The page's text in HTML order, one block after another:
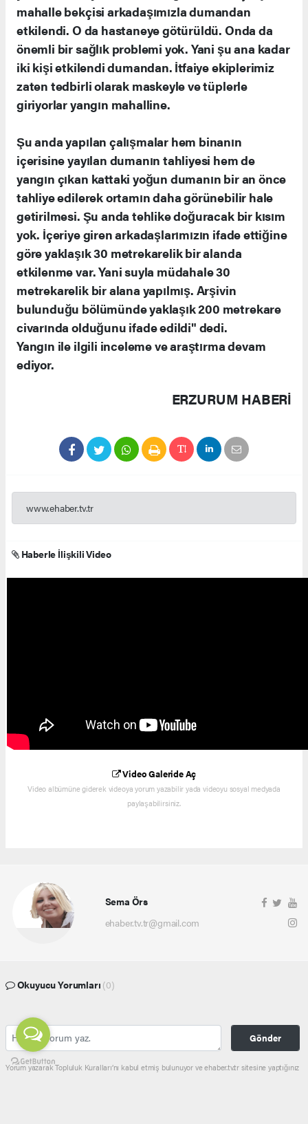
mahalle bekçisi arkadaşımızla dumandan
etkilendi. O da hastaneye götürüldü. Onda da
önemli bir sağlık problemi yok. Yani şu ana kadar
iki kişi etkilendi dumandan. İtfaiye ekiplerimiz
zaten tedbirli olarak maskeyle ve tüplerle
giriyorlar yangın mahalline.
Şu anda yapılan çalışmalar hem binanın
içerisine yayılan dumanın tahliyesi hem de
yangın çıkan kattaki yoğun dumanın bir an önce
tahliye edilerek ortamın daha görünebilir hale
getirilmesi. Şu anda tehlike doğuracak bir kısım
yok. İçeriye giren arkadaşlarımızın ifade ettiğine
göre yaklaşık 30 metrekarelik bir alanda
etkilenme var. Yani suyla müdahale 30
metrekarelik bir alana yapılmış. Arşivin
bulunduğu bölümünde yaklaşık 200 metrekare
civarında olduğunu ifade edildi" dedi.
Yangın ile ilgili inceleme ve araştırma devam
ediyor.
ERZURUM HABERİ
www.ehaber.tv.tr
Haberle İlişkili Video
Video Galeride Aç
Video albümüne giderek videoya yorum yazabilir yada videoyu sosyal medyada
paylaşabilirsiniz.
Sema Örs
ehaber.tv.tr@gmail.com
Okuyucu Yorumları (0)
Gönder
Yorum yazarak Topluluk Kuralları’nı kabul etmiş bulunuyor ve ehaber.tv.tr sitesine yaptığınız